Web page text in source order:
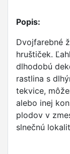
Popis:
Dvojfarebné
hruštiček.
dlhodobú
rastlina s
tekvice,
alebo inej
plodov v
slnečnú